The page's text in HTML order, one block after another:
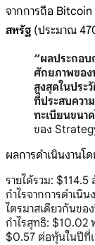
จากการถือ
สหรัฐ (ประมาณ
“ผลประกอบ
ศักยภาพขอ
สูงสุดในประ
ที่ประสบควา
ทะเบียนขนา
ของ
ผลการดำเนินงานโ
รายได้รวม:
กำไรจากการดำเนิ
ไตรมาสเดียวกันขอ
กำไรสุทธิ:
$0.57 ต่อหุ้นในปีที่